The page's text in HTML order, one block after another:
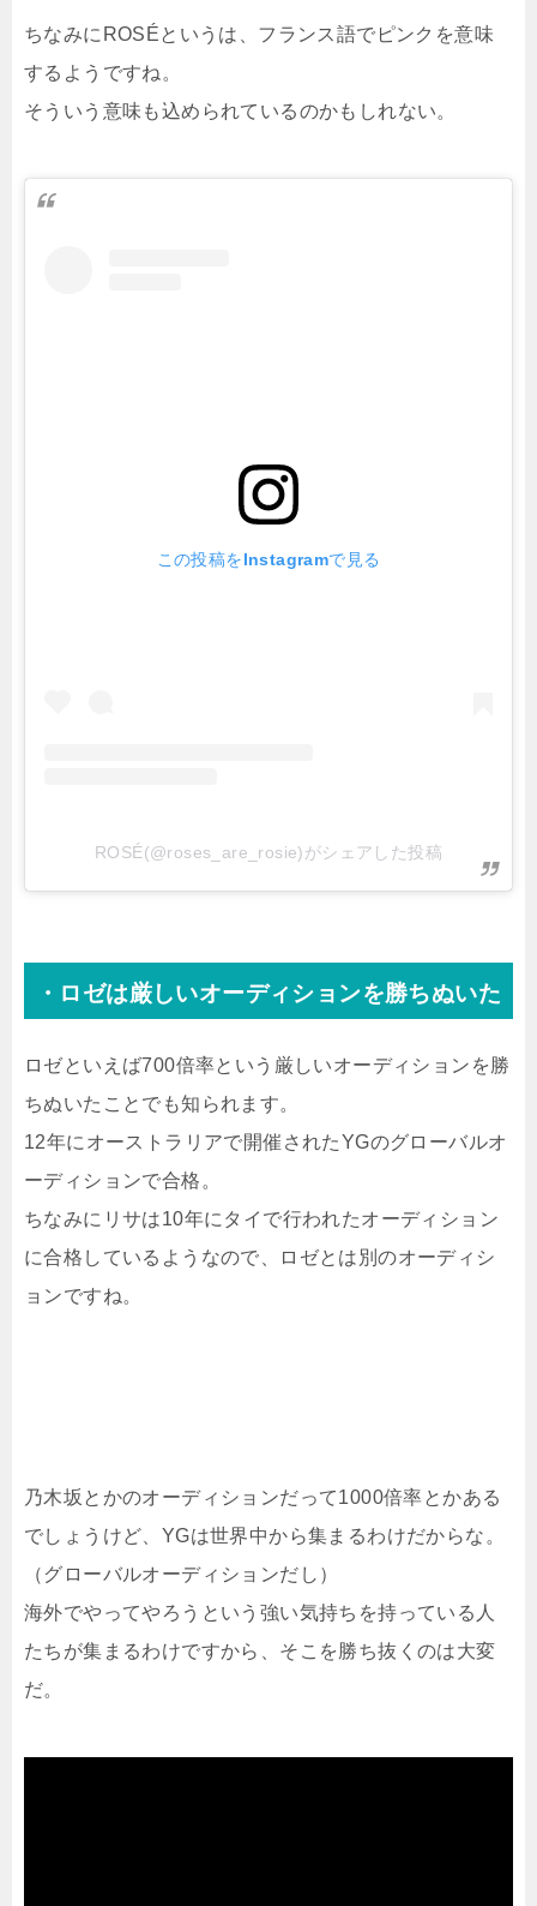
ちなみにROSÉというは、フランス語でピンクを意味
するようですね。
そういう意味も込められているのかもしれない。
この投稿をInstagramで見る
ROSÉ(@roses_are_rosie)がシェアした投稿
・ロゼは厳しいオーディションを勝ちぬいた
ロゼといえば700倍率という厳しいオーディションを勝
ちぬいたことでも知られます。
12年にオーストラリアで開催されたYGのグローバルオ
ーディションで合格。
ちなみにリサは10年にタイで行われたオーディション
に合格しているようなので、ロゼとは別のオーディシ
ョンですね。
乃木坂とかのオーディションだって1000倍率とかある
でしょうけど、YGは世界中から集まるわけだからな。
（グローバルオーディションだし）
海外でやってやろうという強い気持ちを持っている人
たちが集まるわけですから、そこを勝ち抜くのは大変
だ。